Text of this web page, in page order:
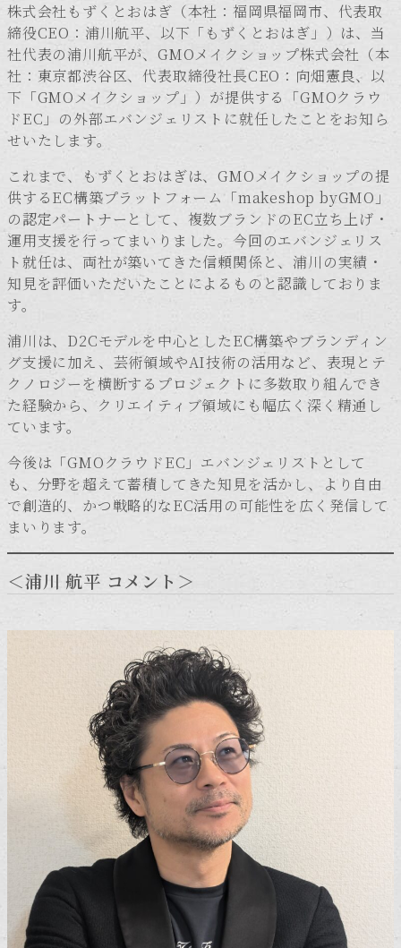
株式会社もずくとおはぎ（本社：福岡県福岡市、代表取
締役CEO：浦川航平、以下「もずくとおはぎ」）は、当
社代表の浦川航平が、GMOメイクショップ株式会社（本
社：東京都渋谷区、代表取締役社長CEO：向畑憲良、以
下「GMOメイクショップ」）が提供する「GMOクラウ
ドEC」の外部エバンジェリストに就任したことをお知ら
せいたします。
これまで、もずくとおはぎは、GMOメイクショップの提
供するEC構築プラットフォーム「makeshop byGMO」
の認定パートナー として、複数ブランドのEC立ち上げ・
運用支援を行ってまいりました。今回のエバンジェリス
ト就任は、両社が築いてきた信頼関係と、浦川の実績・
知見を評価いただいたことによるものと認識しておりま
す。
浦川は、D2Cモデルを中心としたEC構築やブランディン
グ支援に加え、芸術領域やAI技術の活用など、表現とテ
クノロジーを横断するプロジェクトに多数取り組んでき
た経験から、クリエイティブ領域にも幅広く深く精通し
ています。
今後は「GMOクラウドEC」エバンジェリストとして
も、分野を超えて蓄積してきた知見を活かし、より自由
で創造的、かつ戦略的なEC活用の可能性を広く発信して
まいります。
＜浦川 航平 コメント＞